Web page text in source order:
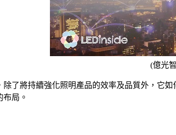
(億光
了將持續強化照明產品的效率及品質外，它
局。